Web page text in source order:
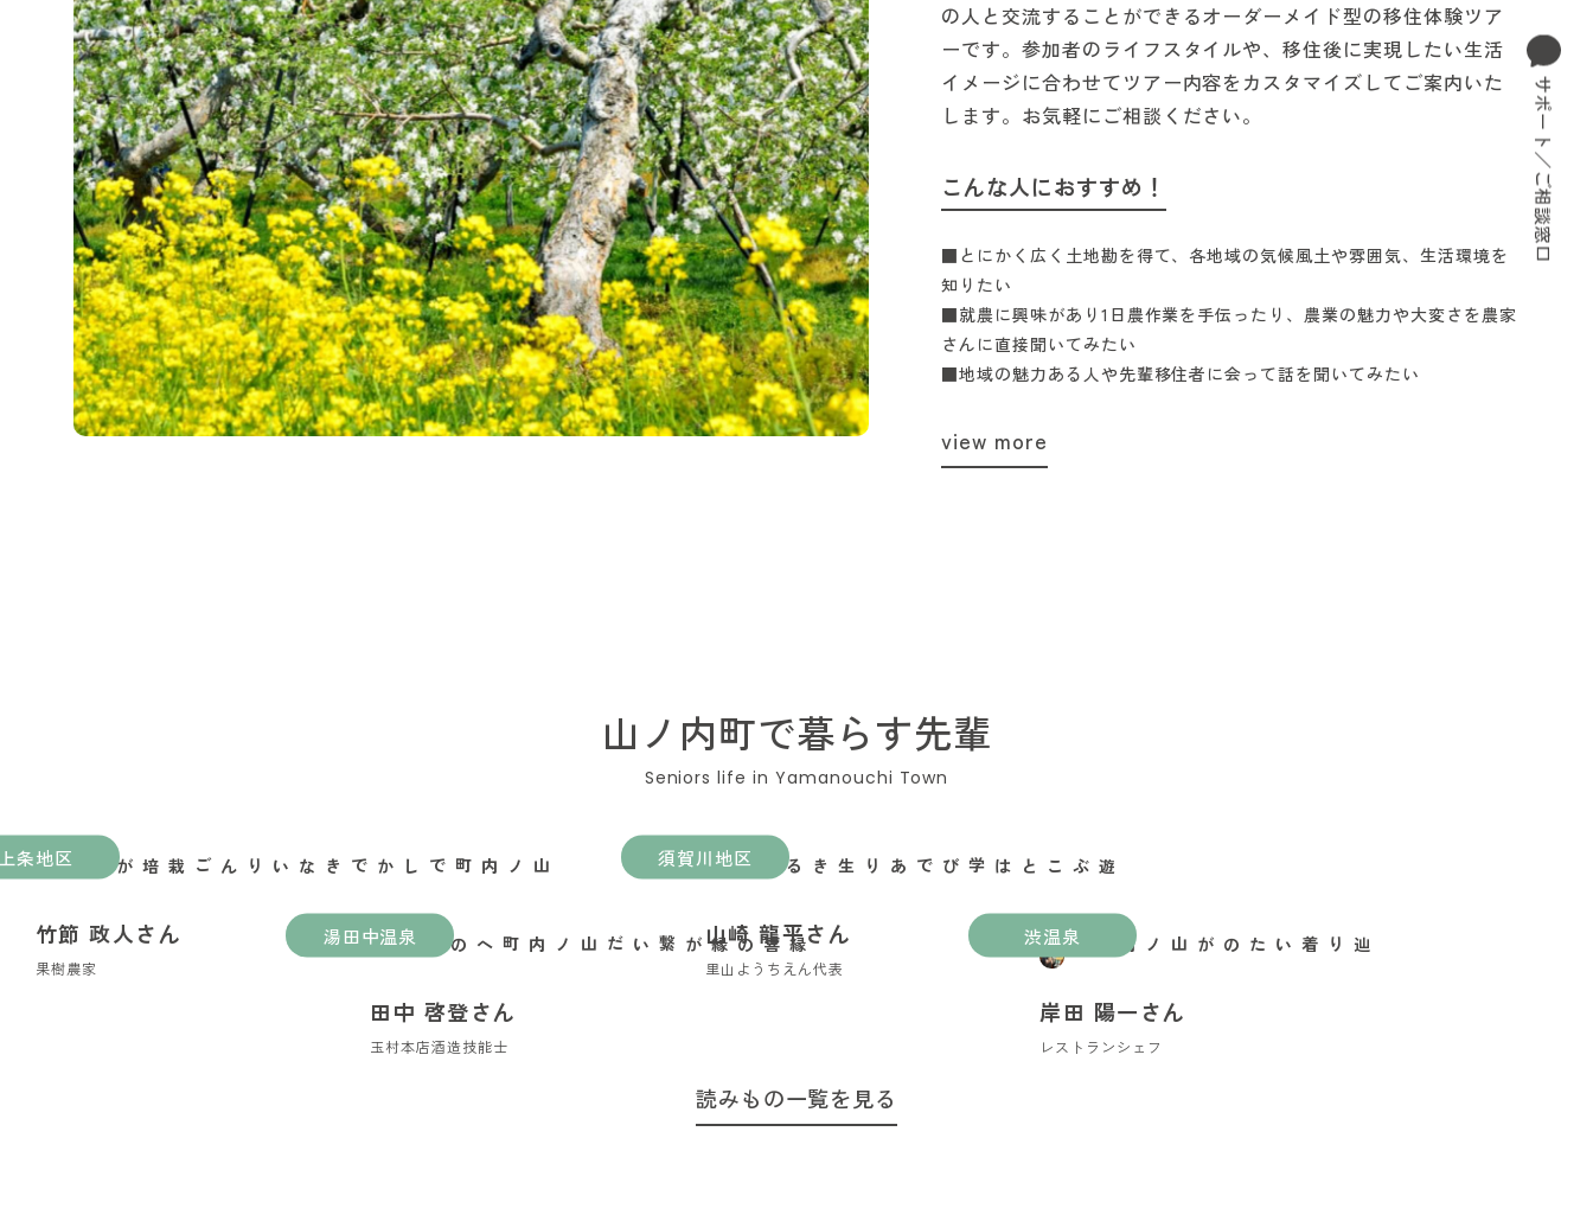
の人と交流することができるオーダーメイド型の移住体験ツア
ーです。参加者のライフスタイルや、移住後に実現したい生活
イメージに合わせてツアー内容をカスタマイズしてご案内いた
します。お気軽にご相談ください。
こんな人におすすめ！
■とにかく広く土地勘を得て、各地域の気候風土や雰囲気、生活環境を
知りたい
■就農に興味があり1日農作業を手伝ったり、農業の魅力や大変さを農家
さんに直接聞いてみたい
■地域の魅力ある人や先輩移住者に会って話を聞いてみたい
view more
山ノ内町で暮らす先輩
条地区
山ノ内町でしかできないりんご栽培がある
竹節 政人さん
果樹農家
湯田中温泉
縁喜の縁が繋いだ山ノ内町への移住
田中 啓登さん
玉村本店酒造技能士
須賀川地区
遊ぶことは学びであり生きること
山崎 龍平さん
里山ようちえん代表
渋温泉
岸田 陽一さん
レストランシェフ
読みもの一覧を見る
サポート／ご相談窓口